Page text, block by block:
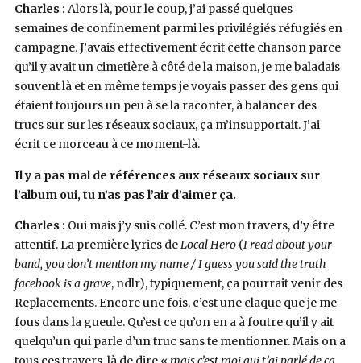
Charles : Alors là, pour le coup, j’ai passé quelques
semaines de confinement parmi les privilégiés réfugiés en
campagne. J’avais effectivement écrit cette chanson parce
qu’il y avait un cimetière à côté de la maison, je me baladais
souvent là et en même temps je voyais passer des gens qui
étaient toujours un peu à se la raconter, à balancer des
trucs sur sur les réseaux sociaux, ça m’insupportait. J’ai
écrit ce morceau à ce moment-là.
Il y a pas mal de références aux réseaux sociaux sur
l’album oui, tu n’as pas l’air d’aimer ça.
Charles : Oui mais j’y suis collé. C’est mon travers, d’y être
attentif. La première lyrics deLocal Hero(I read about your
band, you don’t mention my name / I guess you said the truth
facebook is a grave, ndlr), typiquement, ça pourrait venir des
Replacements. Encore une fois, c’est une claque que je me
fous dans la gueule. Qu’est ce qu’on en a à foutre qu’il y ait
quelqu’un qui parle d’un truc sans te mentionner. Mais on a